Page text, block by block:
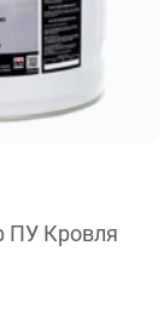
Кровля